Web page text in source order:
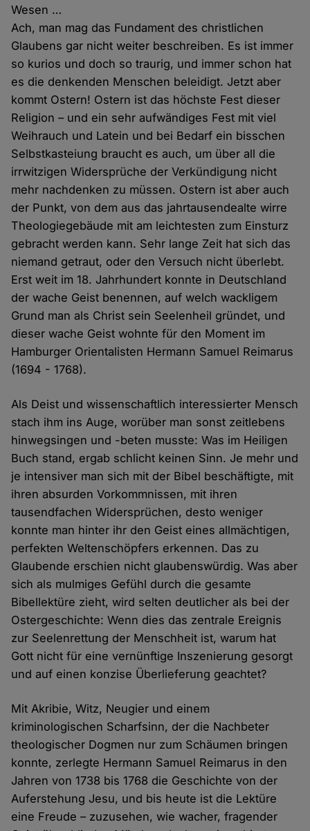
Wesen …
Ach, man mag das Fundament des christlichen
Glaubens gar nicht weiter beschreiben. Es ist immer
so kurios und doch so traurig, und immer schon hat
es die denkenden Menschen beleidigt. Jetzt aber
kommt Ostern! Ostern ist das höchste Fest dieser
Religion – und ein sehr aufwändiges Fest mit viel
Weihrauch und Latein und bei Bedarf ein bisschen
Selbstkasteiung braucht es auch, um über all die
irrwitzigen Widersprüche der Verkündigung nicht
mehr nachdenken zu müssen. Ostern ist aber auch
der Punkt, von dem aus das jahrtausendealte wirre
Theologiegebäude mit am leichtesten zum Einsturz
gebracht werden kann. Sehr lange Zeit hat sich das
niemand getraut, oder den Versuch nicht überlebt.
Erst weit im 18. Jahrhundert konnte in Deutschland
der wache Geist benennen, auf welch wackligem
Grund man als Christ sein Seelenheil gründet, und
dieser wache Geist wohnte für den Moment im
Hamburger Orientalisten Hermann Samuel Reimarus
(1694 - 1768).
Als Deist und wissenschaftlich interessierter Mensch
stach ihm ins Auge, worüber man sonst zeitlebens
hinwegsingen und -beten musste: Was im Heiligen
Buch stand, ergab schlicht keinen Sinn. Je mehr und
je intensiver man sich mit der Bibel beschäftigte, mit
ihren absurden Vorkommnissen, mit ihren
tausendfachen Widersprüchen, desto weniger
konnte man hinter ihr den Geist eines allmächtigen,
perfekten Weltenschöpfers erkennen. Das zu
Glaubende erschien nicht glaubenswürdig. Was aber
sich als mulmiges Gefühl durch die gesamte
Bibellektüre zieht, wird selten deutlicher als bei der
Ostergeschichte: Wenn dies das zentrale Ereignis
zur Seelenrettung der Menschheit ist, warum hat
Gott nicht für eine vernünftige Inszenierung gesorgt
und auf einen konzise Überlieferung geachtet?
Mit Akribie, Witz, Neugier und einem
kriminologischen Scharfsinn, der die Nachbeter
theologischer Dogmen nur zum Schäumen bringen
konnte, zerlegte Hermann Samuel Reimarus in den
Jahren von 1738 bis 1768 die Geschichte von der
Auferstehung Jesu, und bis heute ist die Lektüre
eine Freude – zuzusehen, wie wacher, fragender